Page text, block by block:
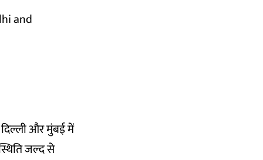
and
और मुंबई में
जल्द से